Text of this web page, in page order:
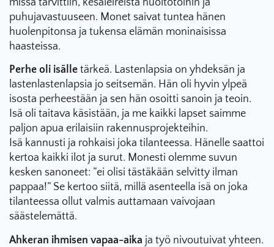
missä tarvittiin, kesäleireistä huoltotöihin ja
puhujavastuuseen. Monet saivat tuntea hänen
huolenpitonsa ja tukensa elämän moninaisissa
haasteissa.
Perhe oli isälle tärkeä. Lastenlapsia on yhdeksän ja
lastenlastenlapsia jo seitsemän. Hän oli hyvin ylpeä
isosta perheestään ja sen hän osoitti sanoin ja teoin.
Isä oli taitava käsistään, ja me kaikki lapset saimme
paljon apua erilaisiin rakennusprojekteihin.
Isä kannusti ja rohkaisi joka tilanteessa. Hänelle saattoi
kertoa kaikki ilot ja surut. Monesti olemme suvun
kesken sanoneet: ”ei olisi tästäkään selvitty ilman
pappaa!” Se kertoo siitä, millä asenteella isä on joka
tilanteessa ollut valmis auttamaan vaivojaan
säästelemättä.
Ahkeran ihmisen vapaa-aika ja työ nivoutuivat yhteen.